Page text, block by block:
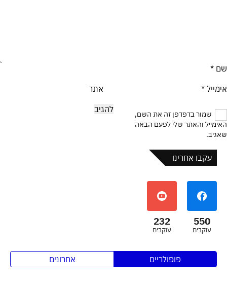
שם *
אימייל * אתר
שמור בדפדפן זה את השם,
האימייל והאתר שלי לפעם הבאה
שאגיב.
עקבו אחרינו
550
עוקבים
232
עוקבים
פופולריים אחרונים